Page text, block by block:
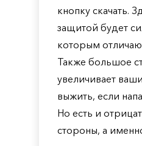
кнопку скачать.
защитой будет
которым
Также большое
увеличивает
выжить, если
Но есть и
стороны, а